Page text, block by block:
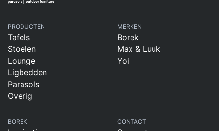
PRODUCTEN
Tafels
Stoelen
Lounge
Ligbedden
Parasols
Overig
MERKEN
Borek
Max & Luuk
Yoi
BOREK CONTACT